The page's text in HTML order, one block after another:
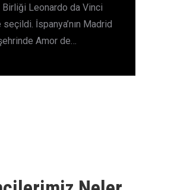
Birliği Leonardo da Vinci
İspanya’nın Madrid
Amor de…